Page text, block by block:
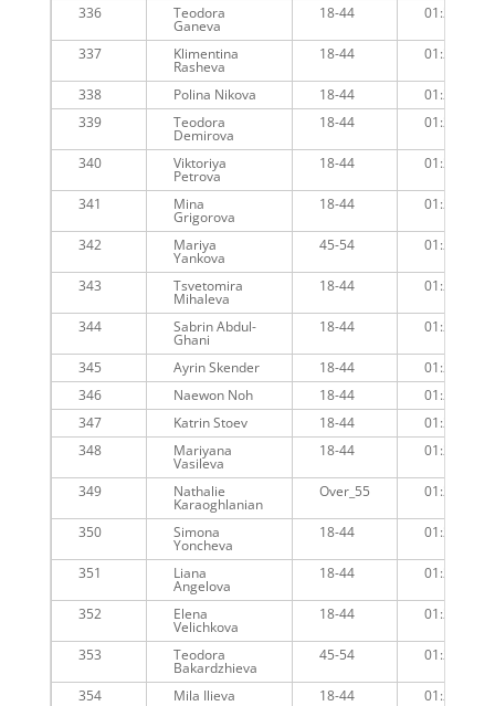
336 Teodora
Ganeva
18-44 01:24:39
337 Klimentina
Rasheva
18-44 01:24:25
338 Polina Nikova 18-44
01:23:54
339
Teodora
Demirova
18-44 01:24:09
340 Viktoriya
Petrova
18-44 01:24:55
341 Mina
Grigorova
18-44 01:24:42
342 Mariya
Yankova
45-54 01:24:22
343 Tsvetomira
Mihaleva
18-44 01:26:06
344 Sabrin Abdul-
Ghani
18-44 01:24:54
345 Ayrin Skender 18-44
01:25:08
346
Naewon Noh 18-44
01:25:46
347
Katrin Stoev 18-44
01:25:34
348
Mariyana
Vasileva
18-44 01:25:06
349 Nathalie
Karaoghlanian
Over_55 01:25:40
350 Simona
Yoncheva
18-44 01:26:01
351 Liana
Angelova
18-44 01:26:01
352 Elena
Velichkova
18-44 01:26:27
353 Teodora
Bakardzhieva
45-54 01:26:13
354 Mila Ilieva 18-44
01:27:10